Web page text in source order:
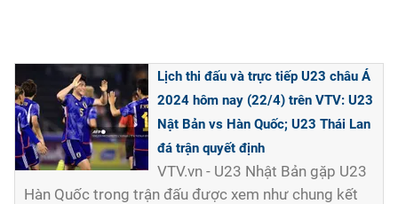
Lịch thi đấu và trực tiếp U23 châu Á
2024 hôm nay (22/4) trên VTV: U23
Nật Bản vs Hàn Quốc; U23 Thái Lan
đá trận quyết định
VTV.vn - U23 Nhật Bản gặp U23
Hàn Quốc trong trận đấu được xem như chung kết